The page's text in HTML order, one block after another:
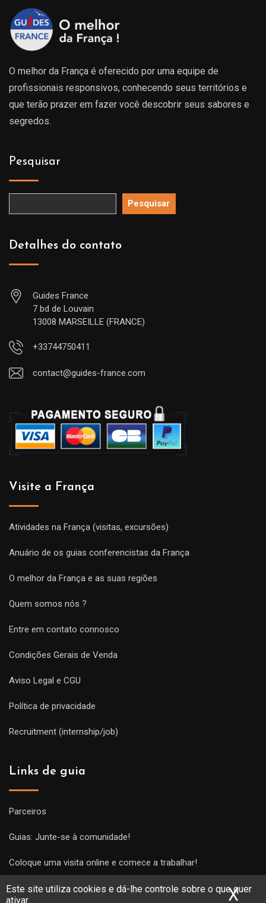
Este site utiliza cookies e dá-lhe controle sobre o que quer
ativar
X
O melhor da França é oferecido por uma equipe de
profissionais responsivos, conhecendo seus territórios e
que terão prazer em fazer você descobrir seus sabores e
segredos.
Pesquisar
Pesquisar
Detalhes do contato
Guides France
7 bd de Louvain
13008 MARSEILLE (FRANCE)
+33744750411
contact@guides-france.com
Visite a França
Atividades na França (visitas, excursões)
Anuário de os guias conferencistas da França
O melhor da França e as suas regiões
Quem somos nós ?
Entre em contato connosco
Condições Gerais de Venda
Aviso Legal e CGU
Política de privacidade
Recruitment (internship/job)
Links de guia
Parceiros
Guias: Junte-se à comunidade!
Coloque uma visita online e comece a trabalhar!